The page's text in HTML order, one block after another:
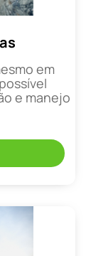
em
e manejo